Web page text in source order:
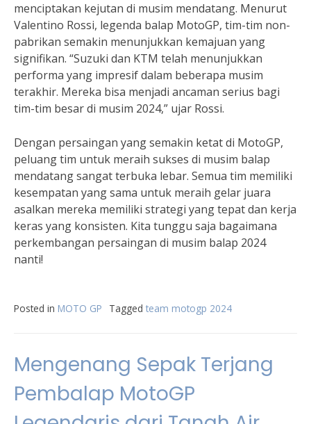
menciptakan kejutan di musim mendatang. Menurut
Valentino Rossi, legenda balap MotoGP, tim-tim non-
pabrikan semakin menunjukkan kemajuan yang
signifikan. “Suzuki dan KTM telah menunjukkan
performa yang impresif dalam beberapa musim
terakhir. Mereka bisa menjadi ancaman serius bagi
tim-tim besar di musim 2024,” ujar Rossi.
Dengan persaingan yang semakin ketat di MotoGP,
peluang tim untuk meraih sukses di musim balap
mendatang sangat terbuka lebar. Semua tim memiliki
kesempatan yang sama untuk meraih gelar juara
asalkan mereka memiliki strategi yang tepat dan kerja
keras yang konsisten. Kita tunggu saja bagaimana
perkembangan persaingan di musim balap 2024
nanti!
Posted in MOTO GP Tagged team motogp 2024
Mengenang Sepak Terjang
Pembalap MotoGP